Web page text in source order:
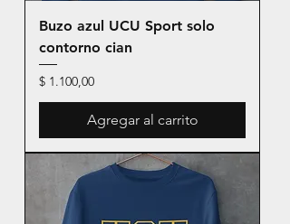
Buzo azul UCU Sport solo
contorno cian
Precio
$ 1.100,00
Agregar al carrito